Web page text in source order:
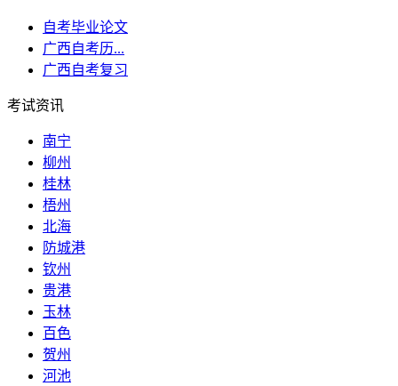
自考毕业论文
广西自考历...
广西自考复习
考试资讯
南宁
柳州
桂林
梧州
北海
防城港
钦州
贵港
玉林
百色
贺州
河池